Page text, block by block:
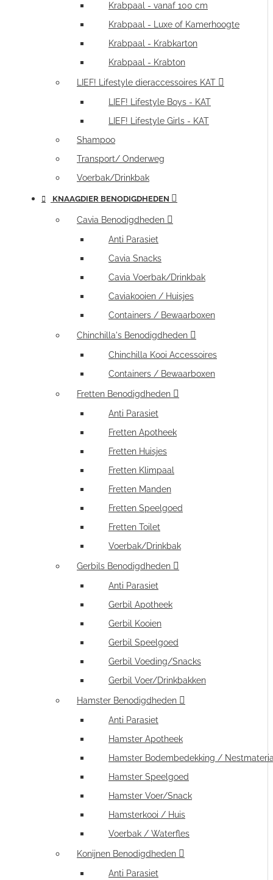
Krabpaal - vanaf 100 cm
Krabpaal - Luxe of Kamerhoogte
Krabpaal - Krabkarton
Krabpaal - Krabton
LIEF! Lifestyle dieraccessoires KAT
LIEF! Lifestyle Boys - KAT
LIEF! Lifestyle Girls - KAT
Shampoo
Transport/ Onderweg
Voerbak/Drinkbak
KNAAGDIER BENODIGDHEDEN
Cavia Benodigdheden
Anti Parasiet
Cavia Snacks
Cavia Voerbak/Drinkbak
Caviakooien / Huisjes
Containers / Bewaarboxen
Chinchilla's Benodigdheden
Chinchilla Kooi Accessoires
Containers / Bewaarboxen
Fretten Benodigdheden
Anti Parasiet
Fretten Apotheek
Fretten Huisjes
Fretten Klimpaal
Fretten Manden
Fretten Speelgoed
Fretten Toilet
Voerbak/Drinkbak
Gerbils Benodigdheden
Anti Parasiet
Gerbil Apotheek
Gerbil Kooien
Gerbil Speelgoed
Gerbil Voeding/Snacks
Gerbil Voer/Drinkbakken
Hamster Benodigdheden
Anti Parasiet
Hamster Apotheek
Hamster Bodembedekking /
Hamster Speelgoed
Hamster Voer/Snack
Hamsterkooi / Huis
Voerbak / Waterfles
Konijnen Benodigdheden
Anti Parasiet